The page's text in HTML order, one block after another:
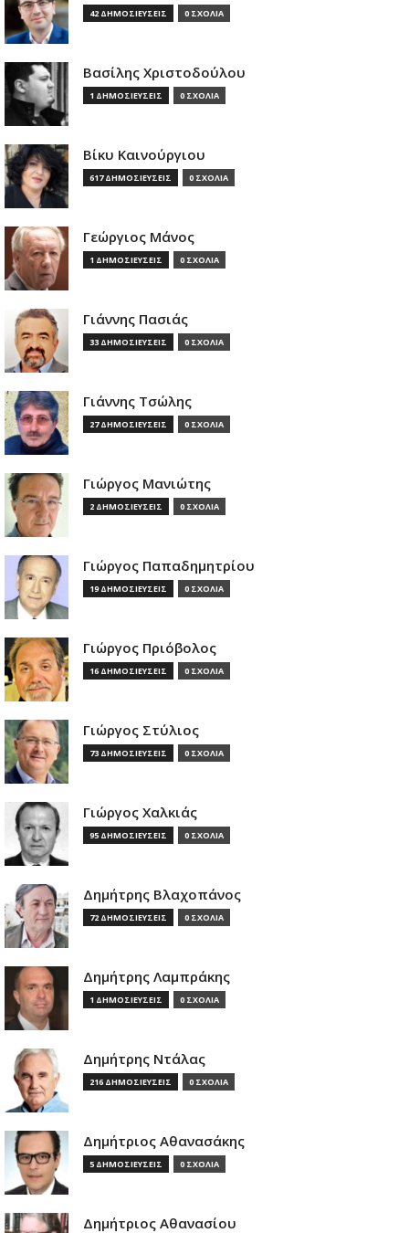
42 ΔΗΜΟΣΙΕΥΣΕΙΣ 0 ΣΧΟΛΙΑ
Βασίλης Χριστοδούλου
1 ΔΗΜΟΣΙΕΥΣΕΙΣ 0 ΣΧΟΛΙΑ
Βίκυ Καινούργιου
617 ΔΗΜΟΣΙΕΥΣΕΙΣ 0 ΣΧΟΛΙΑ
Γεώργιος Μάνος
1 ΔΗΜΟΣΙΕΥΣΕΙΣ 0 ΣΧΟΛΙΑ
Γιάννης Πασιάς
33 ΔΗΜΟΣΙΕΥΣΕΙΣ 0 ΣΧΟΛΙΑ
Γιάννης Τσώλης
27 ΔΗΜΟΣΙΕΥΣΕΙΣ 0 ΣΧΟΛΙΑ
Γιώργος Μανιώτης
2 ΔΗΜΟΣΙΕΥΣΕΙΣ 0 ΣΧΟΛΙΑ
Γιώργος Παπαδημητρίου
19 ΔΗΜΟΣΙΕΥΣΕΙΣ 0 ΣΧΟΛΙΑ
Γιώργος Πριόβολος
16 ΔΗΜΟΣΙΕΥΣΕΙΣ 0 ΣΧΟΛΙΑ
Γιώργος Στύλιος
73 ΔΗΜΟΣΙΕΥΣΕΙΣ 0 ΣΧΟΛΙΑ
Γιώργος Χαλκιάς
95 ΔΗΜΟΣΙΕΥΣΕΙΣ 0 ΣΧΟΛΙΑ
Δημήτρης Βλαχοπάνος
72 ΔΗΜΟΣΙΕΥΣΕΙΣ 0 ΣΧΟΛΙΑ
Δημήτρης Λαμπράκης
1 ΔΗΜΟΣΙΕΥΣΕΙΣ 0 ΣΧΟΛΙΑ
Δημήτρης Ντάλας
216 ΔΗΜΟΣΙΕΥΣΕΙΣ 0 ΣΧΟΛΙΑ
Δημήτριος Αθανασάκης
5 ΔΗΜΟΣΙΕΥΣΕΙΣ 0 ΣΧΟΛΙΑ
Δημήτριος Αθανασίου